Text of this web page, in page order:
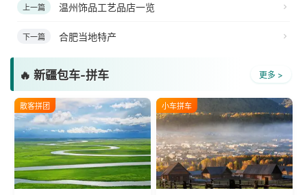
上一篇 温州饰品工艺品店一览
下一篇 合肥当地特产
🔥 新疆包车-拼车 更多 >
散客拼团 小车拼车